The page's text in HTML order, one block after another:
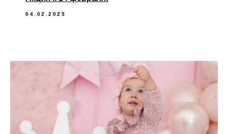
04.02.2025